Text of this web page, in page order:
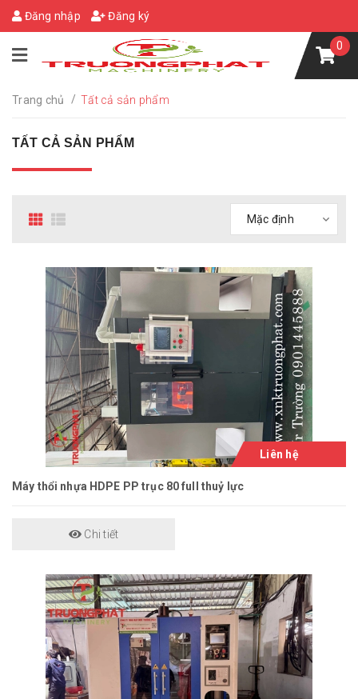
Đăng nhập Đăng ký
0
Trang chủ / Tất cả sản phẩm
TẤT CẢ SẢN PHẨM
Liên hệ
Máy thổi nhựa HDPE PP trục 80 full thuỷ lực
Chi tiết